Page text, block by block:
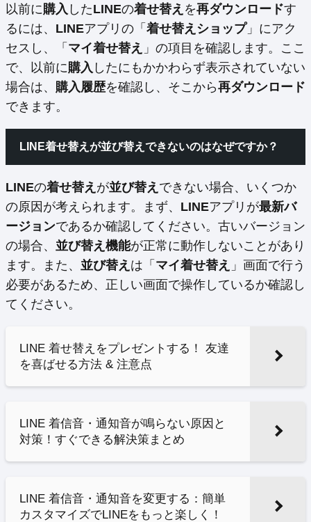
以前に購入 したLINEの着せ替え を再ダウンロードす
るには、 LINEアプリの「 着せ替えショップ」にアク
セスし、「 マイ着せ替え 」の項目を確認します。ここ
で、以前に購入 したにもかかわらず表示されていない
場合は、 購入履歴を確認し、そこから再ダウンロード
できます。
LINE着せ替えが並び替えできないのはなぜですか？
LINEの着せ替え が並び替え できない場合、いくつか
の原因が考えられます。まず、 LINEアプリが最新バ
ージョンであるか確認してください。古いバージョン
の場合、 並び替え機能が正常に動作しないことがあり
ます。また、 並び替え は「 マイ着せ替え 」画面で行う
必要があるため、正しい画面で操作しているか確認し
てください。
LINE 着せ替えをプレゼントする！ 友達
を喜ばせる方法 & 注意点
LINE 着信音・通知音が鳴らない原因と
対策！すぐできる解決策まとめ
LINE 着信音・通知音を変更する：簡単
カスタマイズでLINEをもっと楽しく！